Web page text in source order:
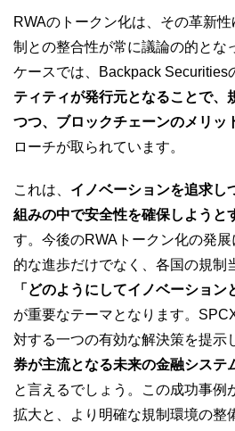
RWAのトークン化は、その革新
制との整合性が常に議論の的とな
ケースでは、Backpack Securities
ティティが発行元となることで、
つつ、ブロックチェーンのメリッ
ローチが取られています。
これは、 イノベーションを追求し
組みの中で安全性を確保しようと
す。今後のRWAトークン化の発
的な進歩だけでなく、各国の規制
「どのようにしてイノベーション
が重要なテーマとなります。
対する一つの有効な解決策を提示
券が主流となる未来の金融システ
と言えるでしょう。この成功事例
拡大と、より明確な規制環境の整